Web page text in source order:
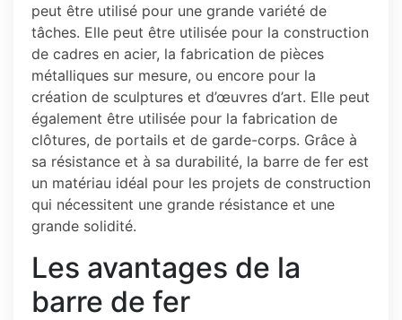
peut être utilisé pour une grande variété de
tâches. Elle peut être utilisée pour la construction
de cadres en acier, la fabrication de pièces
métalliques sur mesure, ou encore pour la
création de sculptures et d’œuvres d’art. Elle peut
également être utilisée pour la fabrication de
clôtures, de portails et de garde-corps. Grâce à
sa résistance et à sa durabilité, la barre de fer est
un matériau idéal pour les projets de construction
qui nécessitent une grande résistance et une
grande solidité.
Les avantages de la
barre de fer